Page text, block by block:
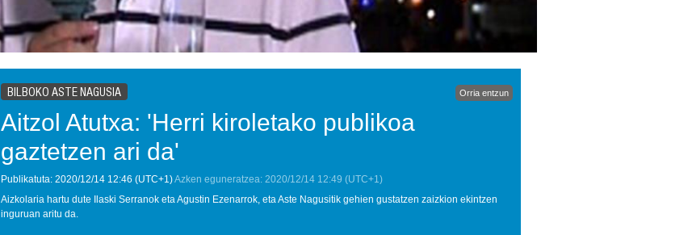
BILBOKO ASTE NAGUSIA Orria entzun
Aitzol Atutxa: 'Herri kiroletako publikoa
gaztetzen ari da'
Publikatuta: 2020/12/14 12:46 (UTC+1)Azken eguneratzea: 2020/12/14 12:49 (UTC+1)
Aizkolaria hartu dute Ilaski Serranok eta Agustin Ezenarrok, eta Aste Nagusitik gehien gustatzen zaizkion ekintzen
inguruan aritu da.